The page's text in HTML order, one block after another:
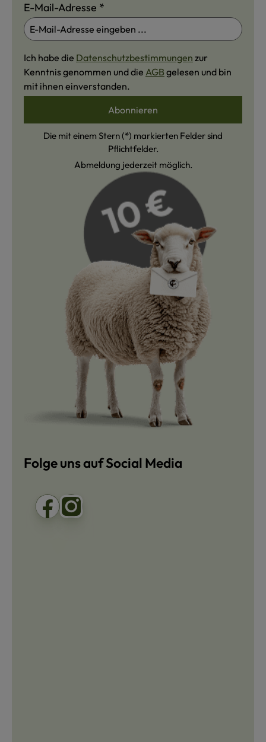
E-Mail-Adresse *
Ich habe die Datenschutzbestimmungen zur
Kenntnis genommen und die AGB gelesen und bin
mit ihnen einverstanden.
Abonnieren
Die mit einem Stern (*) markierten Felder sind
Pflichtfelder.
Abmeldung jederzeit möglich.
Folge uns auf Social Media